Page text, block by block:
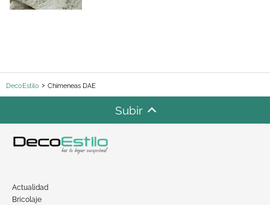
DecoEstilo Chimeneas DAE
Subir
Actualidad
Bricolaje